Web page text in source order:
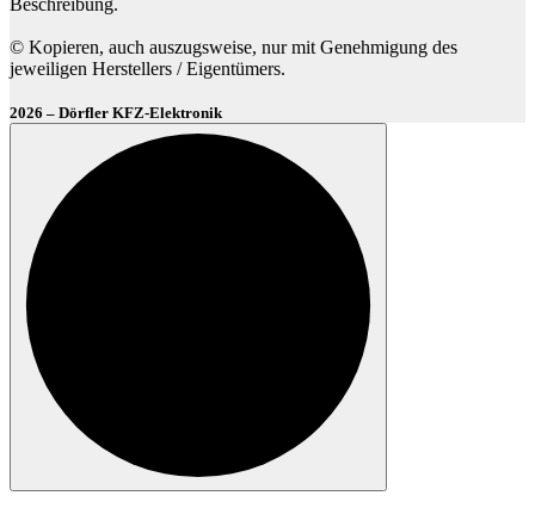
Beschreibung.
© Kopieren, auch auszugsweise, nur mit Genehmigung des
jeweiligen Herstellers / Eigentümers.
2026 – Dörfler KFZ-Elektronik